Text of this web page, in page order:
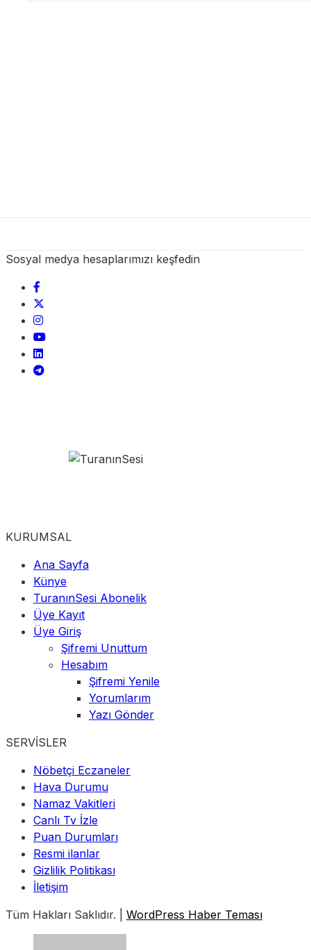
Sosyal medya hesaplarımızı keşfedin
KURUMSAL
Ana Sayfa
Künye
TuranınSesi Abonelik
Üye Kayıt
Üye Giriş
Şifremi Unuttum
Hesabım
Şifremi Yenile
Yorumlarım
Yazı Gönder
SERVİSLER
Nöbetçi Eczaneler
Hava Durumu
Namaz Vakitleri
Canlı Tv İzle
Puan Durumları
Resmi ilanlar
Gizlilik Politikası
İletişim
Tüm Hakları Saklıdır. | WordPress Haber Teması